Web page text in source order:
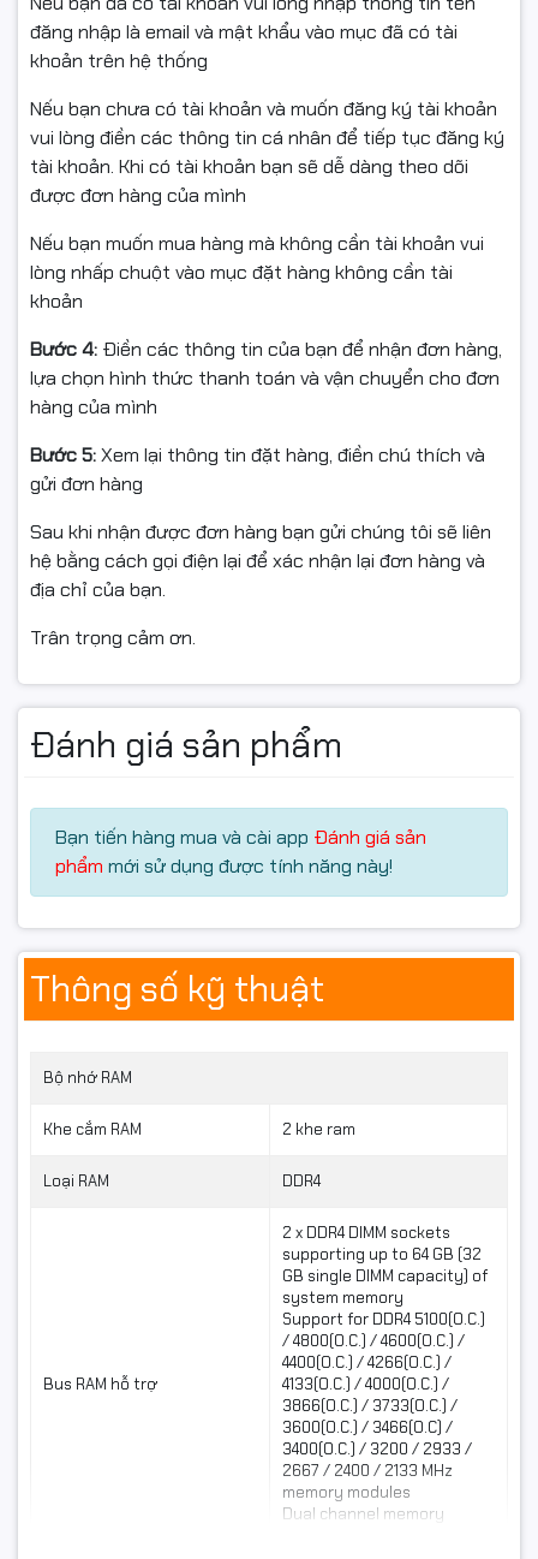
Hỗ trợ RAM DDR4 hiệu
năng ổn định
Mainboard Gigabyte A520M K V2 được trang bị:
2 khe RAM DDR4
Hỗ trợ nâng cấp bộ nhớ linh hoạt
RAM DDR4 mang lại:
Hiệu suất ổn định
Chi phí tối ưu
Khả năng tương thích cao
Đây là lựa chọn phù hợp cho người dùng cần build PC
Tương thích tốt với PC
gaming và văn phòng
Khi kết hợp cùng CPU AMD Ryzen và card đồ họa phù
hợp, Gigabyte A520M K V2 có thể đáp ứng tốt các nhu
cầu:
Học online
Chơi game eSports
Thiết kế đồ họa cơ bản
Sản phẩm đặc biệt phù hợp cho các cấu hình:
Độ bền cao từ thương hiệu
Gigabyte là thương hiệu nổi tiếng với các dòng
đăng nhập là email và mật khẩu vào mục đã có tài
khoản trên hệ thống
Nếu bạn chưa có tài khoản và muốn đăng ký tài khoản
vui lòng điền các thông tin cá nhân để tiếp tục đăng ký
tài khoản. Khi có tài khoản bạn sẽ dễ dàng theo dõi
được đơn hàng của mình
Nếu bạn muốn mua hàng mà không cần tài khoản vui
lòng nhấp chuột vào mục đặt hàng không cần tài
khoản
Bước 4: Điền các thông tin của bạn để nhận đơn hàng,
lựa chọn hình thức thanh toán và vận chuyển cho đơn
hàng của mình
Bước 5:Xem lại thông tin đặt hàng, điền chú thích và
gửi đơn hàng
Sau khi nhận được đơn hàng bạn gửi chúng tôi sẽ liên
hệ bằng cách gọi điện lại để xác nhận lại đơn hàng và
địa chỉ của bạn.
Trân trọng cảm ơn.
Đánh giá sản phẩm
Bạn tiến hàng mua và cài app Đánh giá sản
phẩm mới sử dụng được tính năng này!
Thông số kỹ thuật
Bộ nhớ RAM
Khe cắm RAM 2 khe ram
Loại RAM DDR4
Bus RAM hỗ trợ
2 x DDR4 DIMM sockets
supporting up to 64 GB (32
GB single DIMM capacity) of
system memory
Support for DDR4 5100(O.C.)
/ 4800(O.C.) / 4600(O.C.) /
4400(O.C.) / 4266(O.C.) /
4133(O.C.) / 4000(O.C.) /
3866(O.C.) / 3733(O.C.) /
3600(O.C.) / 3466(O.C) /
3400(O.C.) / 3200 / 2933 /
2667 / 2400 / 2133 MHz
memory modules
Dual channel memory